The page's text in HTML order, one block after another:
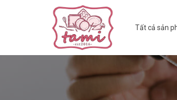
Tất cả sản